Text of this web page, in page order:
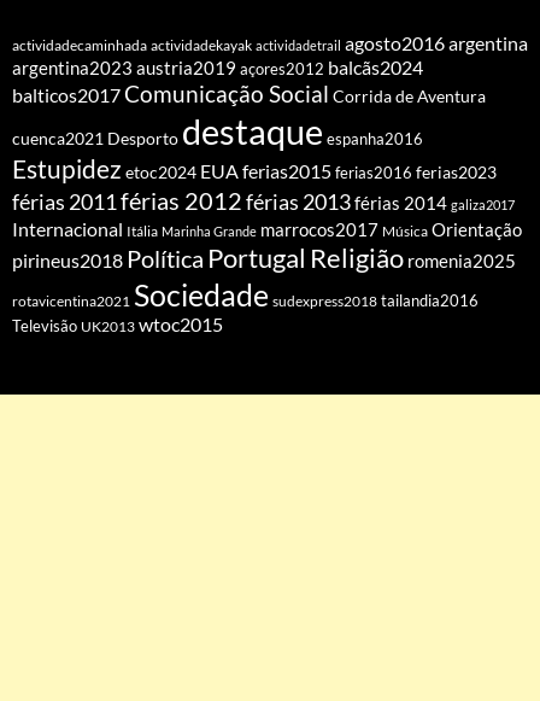
actividadecaminhada actividadekayak actividadetrail agosto2016argentina
argentina2023 austria2019 açores2012 balcãs2024
balticos2017Comunicação Social Corrida de Aventura
cuenca2021 Desporto destaque espanha2016
Estupidez etoc2024 EUAferias2015ferias2016 ferias2023
férias 2011férias 2012férias 2013férias 2014 galiza2017
Internacional Itália Marinha Grande marrocos2017 Música Orientação
pirineus2018 Política Portugal Religião romenia2025
rotavicentina2021 Sociedade sudexpress2018 tailandia2016
Televisão UK2013 wtoc2015